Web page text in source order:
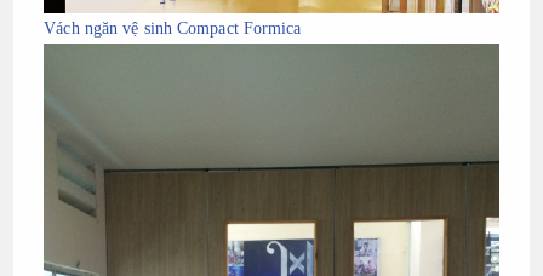
Vách ngăn vệ sinh Compact Formica